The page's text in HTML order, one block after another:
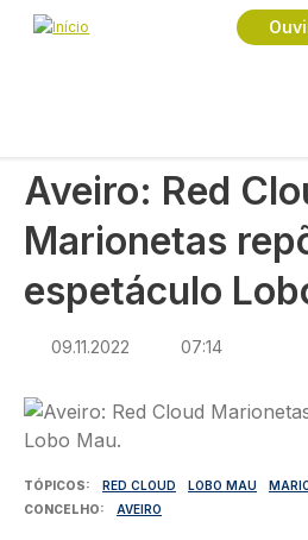
Passar para o conteúdo
Navegação
Início
Cultura
Aveiro: Red Cloud
Aveiro: Red
Marionetas
espetáculo
09.11.2022 07:14
Imagem
TÓPICOS RED CLOUD LOBO MAU
CONCELHO
AVEIRO